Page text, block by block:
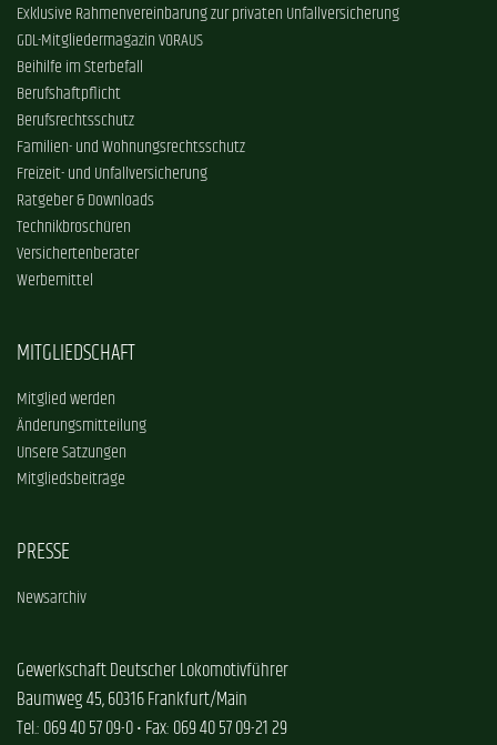
Exklusive Rahmenvereinbarung zur privaten Unfallversicherung
GDL-Mitgliedermagazin VORAUS
Beihilfe im Sterbefall
Berufshaftpflicht
Berufsrechtsschutz
Familien- und Wohnungsrechtsschutz
Freizeit- und Unfallversicherung
Ratgeber & Downloads
Technikbroschüren
Versichertenberater
Werbemittel
MITGLIEDSCHAFT
Mitglied werden
Änderungsmitteilung
Unsere Satzungen
Mitgliedsbeiträge
PRESSE
Newsarchiv
Gewerkschaft Deutscher Lokomotivführer
Baumweg 45, 60316 Frankfurt/Main
Tel.: 069 40 57 09-0 • Fax: 069 40 57 09-21 29